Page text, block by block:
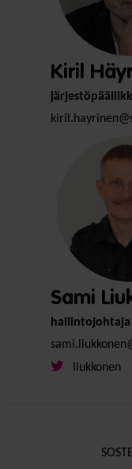
Kiril
Sami
hallintojohtaja
liukkonen